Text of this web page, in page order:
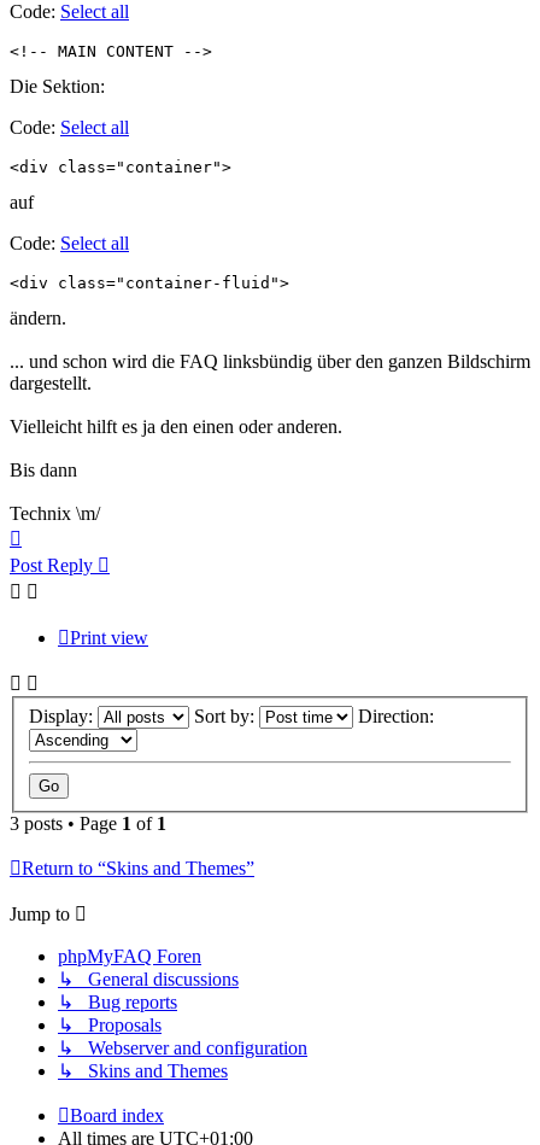
Code: Select all
<!-- MAIN CONTENT -->
Die Sektion:
Code: Select all
<div class="container">
auf
Code: Select all
<div class="container-fluid">
ändern.
... und schon wird die FAQ linksbündig über den ganzen Bildschirm
dargestellt.
Vielleicht hilft es ja den einen oder anderen.
Bis dann
Technix \m/
Post Reply
Print view
Display: Sort by: Direction:
3 posts • Page 1 of 1
Return to “Skins and Themes”
Jump to
phpMyFAQ Foren
↳ General discussions
↳ Bug reports
↳ Proposals
↳ Webserver and configuration
↳ Skins and Themes
Board index
All times are UTC+01:00